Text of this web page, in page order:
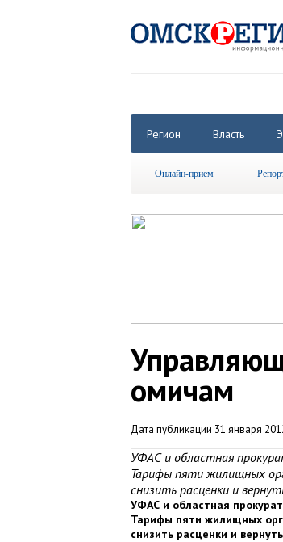
Регион Власть
Онлайн-прием
омичам
Дата публикации 31 января
УФАС и областная
Тарифы пяти жилищных
снизить расценки и
УФАС и областная
Тарифы пяти жилищных
снизить расценки и